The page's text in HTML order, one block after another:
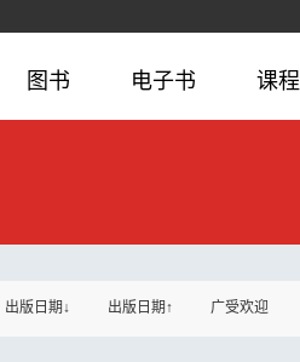
图书 电子书 课程
出版日期↓ 出版日期↑ 广受欢迎